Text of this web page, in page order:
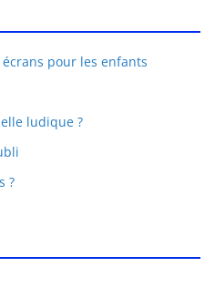
pour les enfants
ludique ?
?